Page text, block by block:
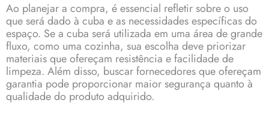
Ao planejar a compra, é essencial refletir sobre o uso
que será dado à cuba e as necessidades específicas do
espaço. Se a cuba será utilizada em uma área de grande
fluxo, como uma cozinha, sua escolha deve priorizar
materiais que ofereçam resistência e facilidade de
limpeza. Além disso, buscar fornecedores que ofereçam
garantia pode proporcionar maior segurança quanto à
qualidade do produto adquirido.